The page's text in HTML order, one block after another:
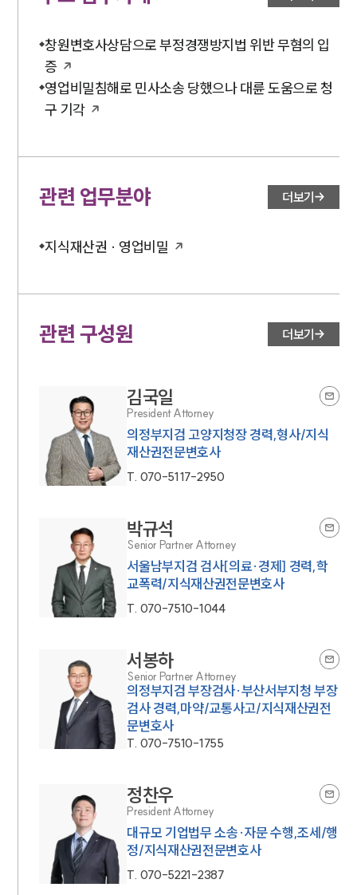
창원변호사상담으로 부정경쟁방지법 위반 무혐의 입
증
영업비밀침해로 민사소송 당했으나 대륜 도움으로 청
구 기각
관련 업무분야 더보기
지식재산권 · 영업비밀
관련 구성원 더보기
김국일
President Attorney
의정부지검 고양지청장 경력,형사/지식
재산권전문변호사
T. 070-5117-2950
박규석
Senior Partner Attorney
서울남부지검 검사[의료·경제] 경력,학
교폭력/지식재산권전문변호사
T. 070-7510-1044
서봉하
Senior Partner Attorney
의정부지검 부장검사·부산서부지청 부장
검사 경력,마약/교통사고/지식재산권전
문변호사
T. 070-7510-1755
정찬우
President Attorney
대규모 기업법무 소송·자문 수행,조세/행
정/지식재산권전문변호사
T. 070-5221-2387